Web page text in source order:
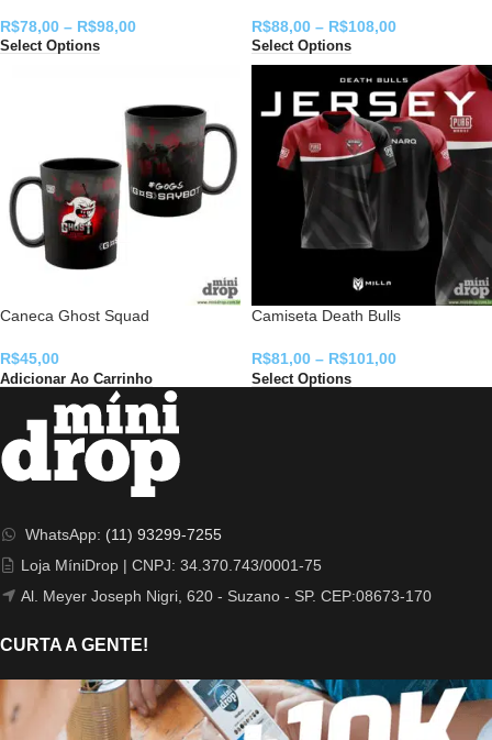
R$78,00 – R$98,00
Select Options
R$88,00 – R$108,00
Select Options
Caneca Ghost Squad
R$45,00
Adicionar Ao Carrinho
Camiseta Death Bulls
R$81,00 – R$101,00
Select Options
WhatsApp: (11) 93299-7255
Loja MíniDrop | CNPJ: 34.370.743/0001-75
Al. Meyer Joseph Nigri, 620 - Suzano - SP. CEP:08673-170
CURTA A GENTE!